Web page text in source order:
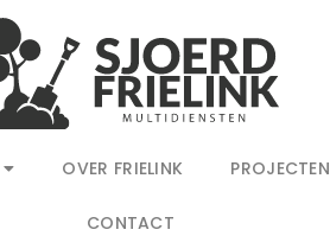
OVER FRIELINK PROJECTEN
CONTACT